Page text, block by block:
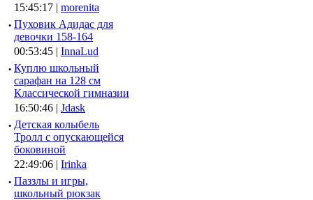
15:45:17 | morenita
· Пуховик Адидас для
девочки 158-164
00:53:45 | InnaLud
· Куплю школьный
сарафан на 128 см
Классической гимназии
16:50:46 | Jdask
· Детская колыбель
Тролл с опускающейся
боковиной
22:49:06 | Irinka
· Паззлы и игры,
школьный рюкзак